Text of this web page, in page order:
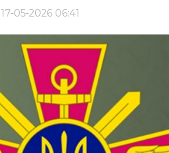
17-05-2026 06:41